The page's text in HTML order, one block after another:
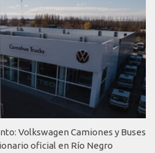
Volkswagen Camiones y Buses
oficial en Río Negro